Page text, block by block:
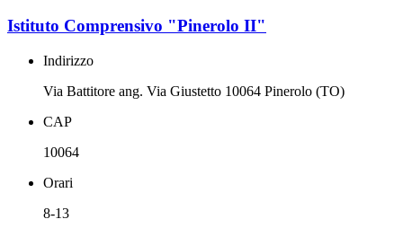
Istituto Comprensivo "Pinerolo II"
Indirizzo
Via Battitore ang. Via Giustetto 10064 Pinerolo (TO)
CAP
10064
Orari
8-13